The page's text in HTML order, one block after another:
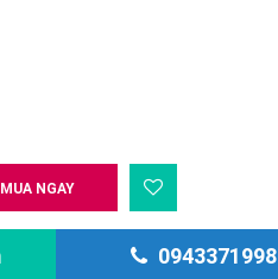
NGAY
0943371998